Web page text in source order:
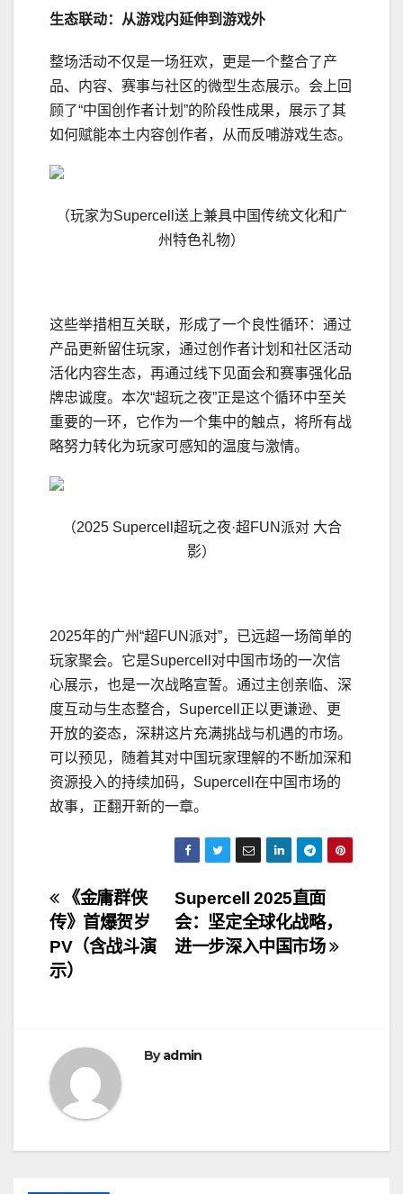
生态联动：从游戏内延伸到游戏外
整场活动不仅是一场狂欢，更是一个整合了产
品、内容、赛事与社区的微型生态展示。会上回
顾了“中国创作者计划”的阶段性成果，展示了其
如何赋能本土内容创作者，从而反哺游戏生态。
（玩家为Supercell送上兼具中国传统文化和广
州特色礼物）
这些举措相互关联，形成了一个良性循环：通过
产品更新留住玩家，通过创作者计划和社区活动
活化内容生态，再通过线下见面会和赛事强化品
牌忠诚度。本次“超玩之夜”正是这个循环中至关
重要的一环，它作为一个集中的触点，将所有战
略努力转化为玩家可感知的温度与激情。
（2025 Supercell超玩之夜·超FUN派对 大合
影）
2025年的广州“超FUN派对”，已远超一场简单的
玩家聚会。它是Supercell对中国市场的一次信
心展示，也是一次战略宣誓。通过主创亲临、深
度互动与生态整合，Supercell正以更谦逊、更
开放的姿态，深耕这片充满挑战与机遇的市场。
可以预见，随着其对中国玩家理解的不断加深和
资源投入的持续加码，Supercell在中国市场的
故事，正翻开新的一章。
文
章
导
Supercell 2025直面
会：坚定全球化战略，
进一步深入中国市场
《金庸群侠
传》首爆贺岁
PV（含战斗演
示）
Byadmin